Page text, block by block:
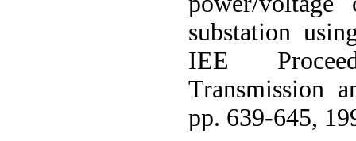
substation
IEE
Transmission
pp. 639-645,